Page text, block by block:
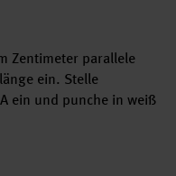
Zentimeter parallele
ein. Stelle
ein und punche in weiß